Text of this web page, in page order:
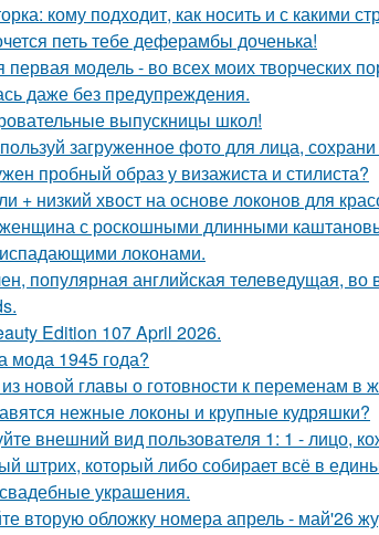
кому подходит, как носить и с какими
петь тебе деферамбы доченька!
модель - во всех моих творческих
даже без предупреждения.
выпускницы школ!
загруженное фото для лица,
пробный образ у визажиста и стилиста?
+ низкий хвост на основе локонов для
с роскошными длинными
локонами.
популярная английская телеведущая,
Edition 107 April 2026.
мода 1945 года?
новой главы о готовности к переменам в
нежные локоны и крупные кудряшки?
внешний вид пользователя 1: 1 - лицо,
штрих, который либо собирает всё в
украшения.
вторую обложку номера апрель - май'26